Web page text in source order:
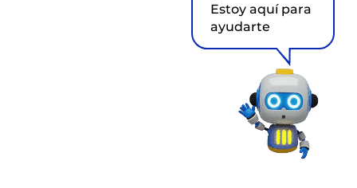
Estoy aquí para
ayudarte